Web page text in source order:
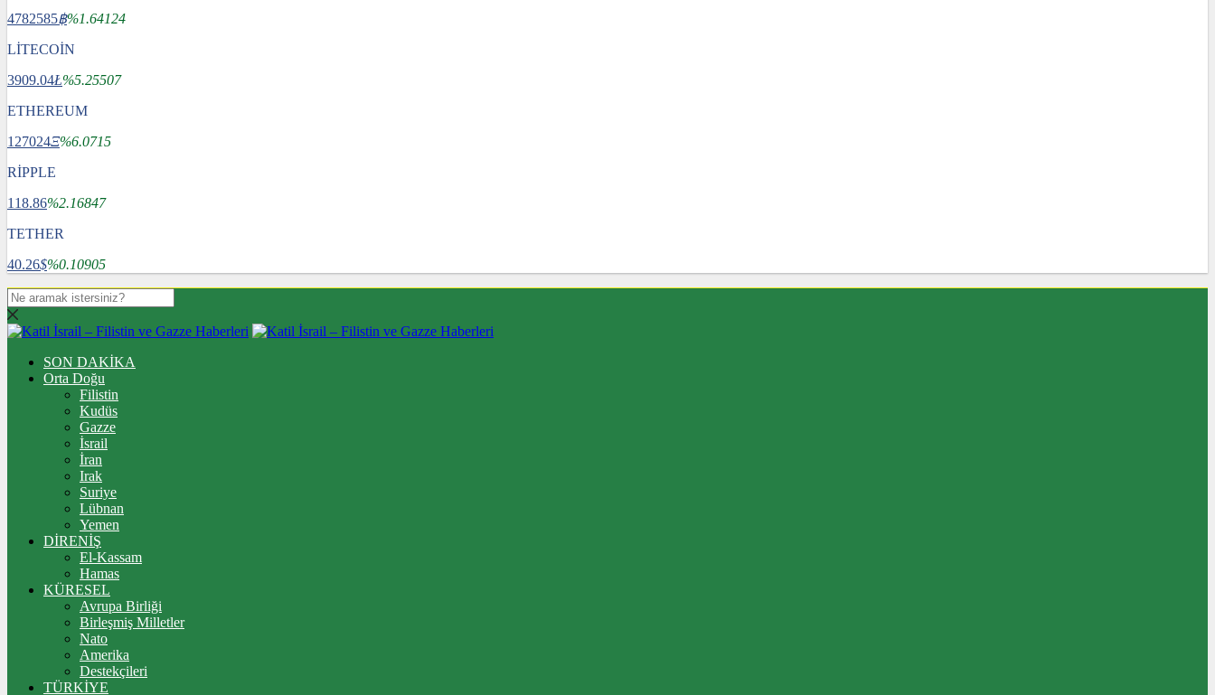
4782585฿%1.64124
LİTECOİN
3909.04Ł%5.25507
ETHEREUM
127024Ξ%6.0715
RİPPLE
118.86%2.16847
TETHER
40.26$%0.10905
SON DAKİKA
Orta Doğu
Filistin
Kudüs
Gazze
İsrail
İran
Irak
Suriye
Lübnan
Yemen
DİRENİŞ
El-Kassam
Hamas
KÜRESEL
Avrupa Birliği
Birleşmiş Milletler
Nato
Amerika
Destekçileri
TÜRKİYE